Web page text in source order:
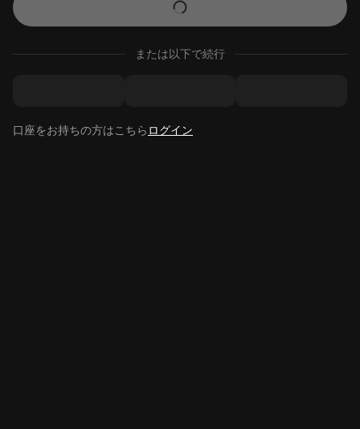
または以下で続行
口座をお持ちの方はこちら ログイン